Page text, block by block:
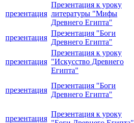
презентация
Презентация к уроку
литературы "Мифы
Древнего Египта"
презентация
Презентация "Боги
Древнего Египта"
презентация
Презентация к уроку
"Искусство Древнего
Египта"
презентация
Презентация "Боги
Древнего Египта"
презентация
Презентация к уроку